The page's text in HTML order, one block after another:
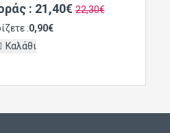
: 21,40€22,30€
:0,90€
Καλάθι